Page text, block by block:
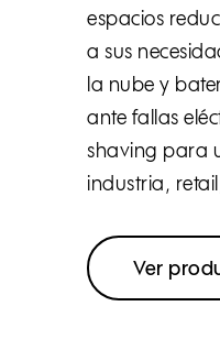
espacios
a sus
la nube y
ante fallas
shaving para
industria,
Ver